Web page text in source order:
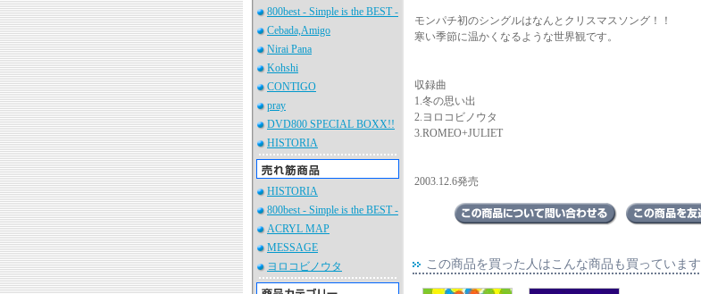
800best - Simple is the BEST -
Cebada,Amigo
Nirai Pana
Kohshi
CONTIGO
pray
DVD800 SPECIAL BOXX!!
HISTORIA
HISTORIA
800best - Simple is the BEST -
ACRYL MAP
MESSAGE
ヨロコビノウタ
モンパチ初のシングルはなんとクリスマスソング！！
寒い季節に温かくなるような世界観です。
収録曲
1.冬の思い出
2.ヨロコビノウタ
3.ROMEO+JULIET
2003.12.6発売
この商品を買った人はこんな商品も買っています